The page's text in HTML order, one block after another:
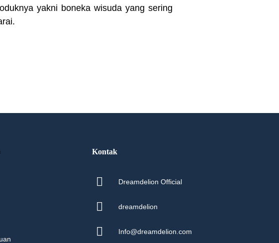
yakni boneka wisuda yang sering
Kontak
Dreamdelion Official
dreamdelion
Info@dreamdelion.com